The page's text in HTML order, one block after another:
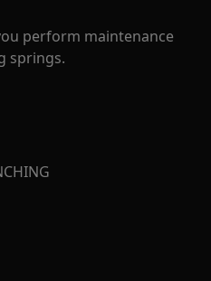
perform maintenance
springs.